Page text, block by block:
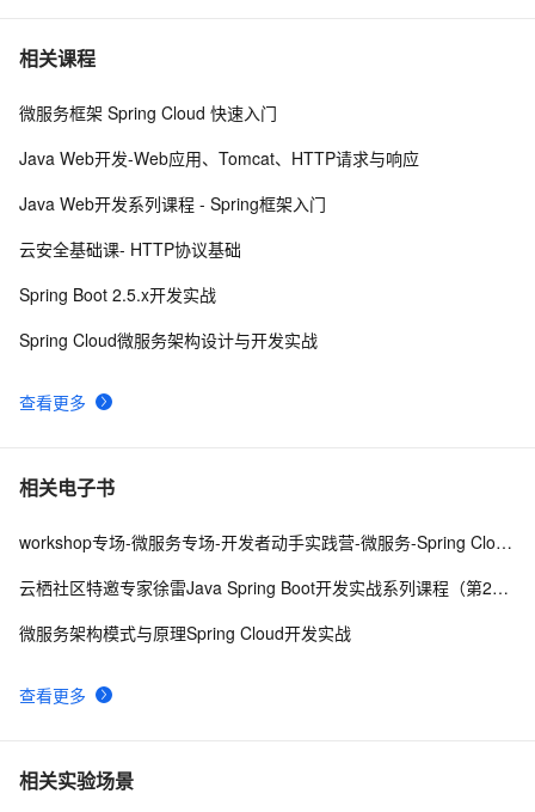
7 一起谈.NET技术，asp.net控件开发基础(8)
8 .NET数据库编程求索之路--11.一些思考
10.net framework3.5新特性（1）：var、初始化、匿名类
相关课程
查看更多
微服务框架 Spring Cloud 快速入门
Java Web开发-Web应用、Tomcat、HTTP请求与响应
Java Web开发系列课程 - Spring框架入门
云安全基础课- HTTP协议基础
Spring Boot 2.5.x开发实战
Spring Cloud微服务架构设计与开发实战
相关电子书
查看更多
workshop专场-微服务专场-开发者动手实践营-微服务-Spring Cloud Alibaba 微服务全家桶体验
云栖社区特邀专家徐雷Java Spring Boot开发实战系列课程（第20讲）：经典面试题与阿里等名企内部招聘求职面试技巧
微服务架构模式与原理Spring Cloud开发实战
相关实验场景